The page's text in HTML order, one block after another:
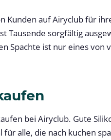
Kunden auf Airyclub für
Tausende sorgfältig
Spachte ist nur eines von
bei Airyclub. Gute
für alle, die nach kuchen